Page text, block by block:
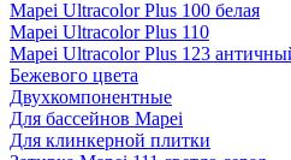
Mapei Ultracolor Plus 100 белая
Mapei Ultracolor Plus 110
Mapei Ultracolor Plus 123
Бежевого цвета
Двухкомпонентные
Для бассейнов Mapei
Для клинкерной плитки